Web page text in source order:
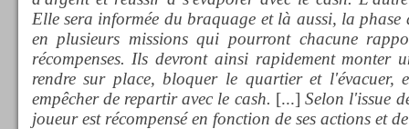
Elle sera informée du braquage et là aussi, la phase
en plusieurs missions qui pourront chacune
récompenses. Ils devront ainsi rapidement monter
rendre sur place, bloquer le quartier et l'évacuer,
empêcher de repartir avec le cash. [...]Selon l'issue
joueur est récompensé en fonction de ses actions et